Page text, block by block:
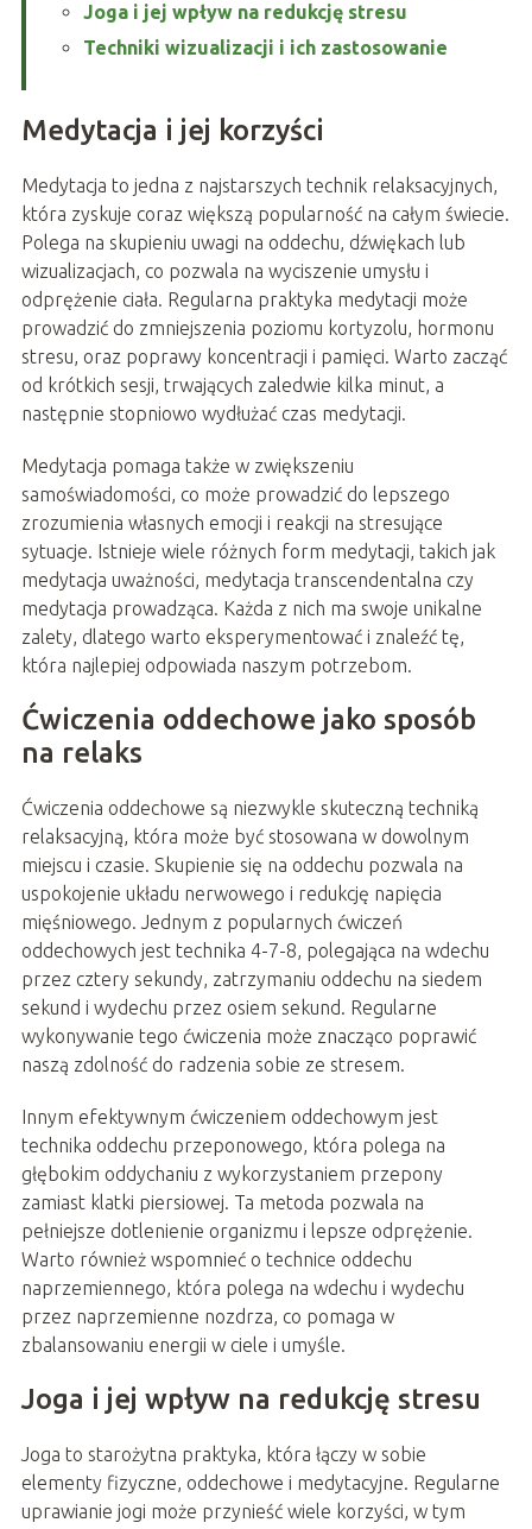
Joga i jej wpływ na redukcję stresu
Techniki wizualizacji i ich zastosowanie
Medytacja i jej korzyści
Medytacja to jedna z najstarszych technik relaksacyjnych,
która zyskuje coraz większą popularność na całym świecie.
Polega na skupieniu uwagi na oddechu, dźwiękach lub
wizualizacjach, co pozwala na wyciszenie umysłu i
odprężenie ciała. Regularna praktyka medytacji może
prowadzić do zmniejszenia poziomu kortyzolu, hormonu
stresu, oraz poprawy koncentracji i pamięci. Warto zacząć
od krótkich sesji, trwających zaledwie kilka minut, a
następnie stopniowo wydłużać czas medytacji.
Medytacja pomaga także w zwiększeniu
samoświadomości, co może prowadzić do lepszego
zrozumienia własnych emocji i reakcji na stresujące
sytuacje. Istnieje wiele różnych form medytacji, takich jak
medytacja uważności, medytacja transcendentalna czy
medytacja prowadząca. Każda z nich ma swoje unikalne
zalety, dlatego warto eksperymentować i znaleźć tę,
która najlepiej odpowiada naszym potrzebom.
Ćwiczenia oddechowe jako sposób
na relaks
Ćwiczenia oddechowe są niezwykle skuteczną techniką
relaksacyjną, która może być stosowana w dowolnym
miejscu i czasie. Skupienie się na oddechu pozwala na
uspokojenie układu nerwowego i redukcję napięcia
mięśniowego. Jednym z popularnych ćwiczeń
oddechowych jest technika 4-7-8, polegająca na wdechu
przez cztery sekundy, zatrzymaniu oddechu na siedem
sekund i wydechu przez osiem sekund. Regularne
wykonywanie tego ćwiczenia może znacząco poprawić
naszą zdolność do radzenia sobie ze stresem.
Innym efektywnym ćwiczeniem oddechowym jest
technika oddechu przeponowego, która polega na
głębokim oddychaniu z wykorzystaniem przepony
zamiast klatki piersiowej. Ta metoda pozwala na
pełniejsze dotlenienie organizmu i lepsze odprężenie.
Warto również wspomnieć o technice oddechu
naprzemiennego, która polega na wdechu i wydechu
przez naprzemienne nozdrza, co pomaga w
zbalansowaniu energii w ciele i umyśle.
Joga i jej wpływ na redukcję stresu
Joga to starożytna praktyka, która łączy w sobie
elementy fizyczne, oddechowe i medytacyjne. Regularne
uprawianie jogi może przynieść wiele korzyści, w tym